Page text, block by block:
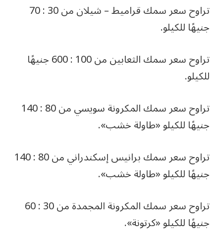
تراوح سعر سمك قراميط – شيلان من 30 : 70
جنيهًا للكيلو.
تراوح سعر سمك الثعابين من 100 : 600 جنيهًا
للكيلو.
تراوح سعر سمك المكرونة سويسي من 80 : 140
جنيهًا للكيلو «طاولة خشب».
تراوح سعر سمك برانيس إسكندراني من 80 : 140
جنيهًا للكيلو «طاولة خشب».
تراوح سعر سمك المكرونة المجمدة من 30 : 60
جنيهًا للكيلو «كرتونة».